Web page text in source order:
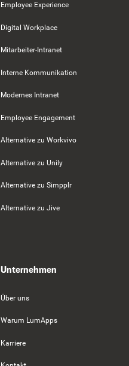
Employee Experience
Digital Workplace
Mitarbeiter-Intranet
Interne Kommunikation
Modernes Intranet
Employee Engagement
Alternative zu Workvivo
Alternative zu Unily
Alternative zu Simpplr
Alternative zu Jive
Unternehmen
Über uns
Warum LumApps
Karriere